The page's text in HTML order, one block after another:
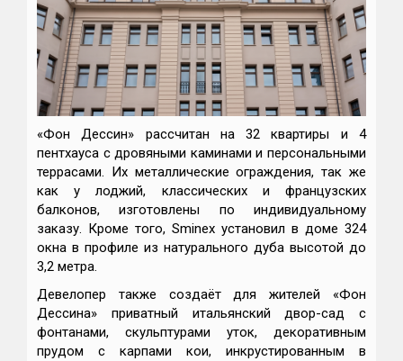
«Фон Дессин» рассчитан на 32 квартиры и 4
пентхауса с дровяными каминами и персональными
террасами. Их металлические ограждения, так же
как у лоджий, классических и французских
балконов, изготовлены по индивидуальному
заказу. Кроме того, Sminex установил в доме 324
окна в профиле из натурального дуба высотой до
3,2 метра.
Девелопер также создаёт для жителей «Фон
Дессина» приватный итальянский двор-сад с
фонтанами, скульптурами уток, декоративным
прудом с карпами кои, инкрустированным в